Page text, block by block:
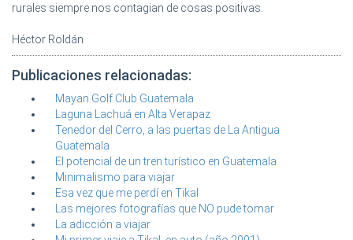
rurales siempre nos contagian de cosas positivas.
Héctor Roldán
Publicaciones relacionadas:
Mayan Golf Club Guatemala
Laguna Lachuá en Alta Verapaz
Tenedor del Cerro, a las puertas de La Antigua
Guatemala
El potencial de un tren turístico en Guatemala
Minimalismo para viajar
Esa vez que me perdí en Tikal
Las mejores fotografías que NO pude tomar
La adicción a viajar